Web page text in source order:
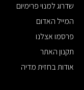
שדרוג למנוי פרימיום
המייל האדום
פרסמו אצלנו
תקנון האתר
אודות בחזית מדיה